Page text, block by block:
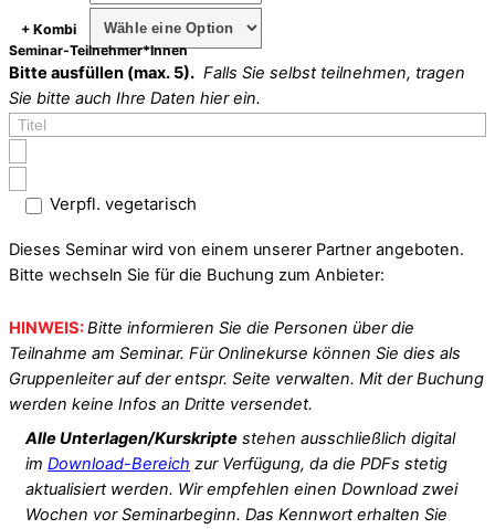
+ Kombi
Seminar-Teilnehmer*Innen
Bitte ausfüllen (max. 5). Falls Sie selbst teilnehmen, tragen
Sie bitte auch Ihre Daten hier ein.
Verpfl. vegetarisch
Dieses Seminar wird von einem unserer Partner angeboten.
Bitte wechseln Sie für die Buchung zum Anbieter:
HINWEIS:Bitte informieren Sie die Personen über die
Teilnahme am Seminar. Für Onlinekurse können Sie dies als
Gruppenleiter auf der entspr. Seite verwalten. Mit der Buchung
werden keine Infos an Dritte versendet.
Alle Unterlagen/Kurskripte stehen ausschließlich digital
im Download-Bereich zur Verfügung, da die PDFs stetig
aktualisiert werden. Wir empfehlen einen Download zwei
Wochen vor Seminarbeginn. Das Kennwort erhalten Sie